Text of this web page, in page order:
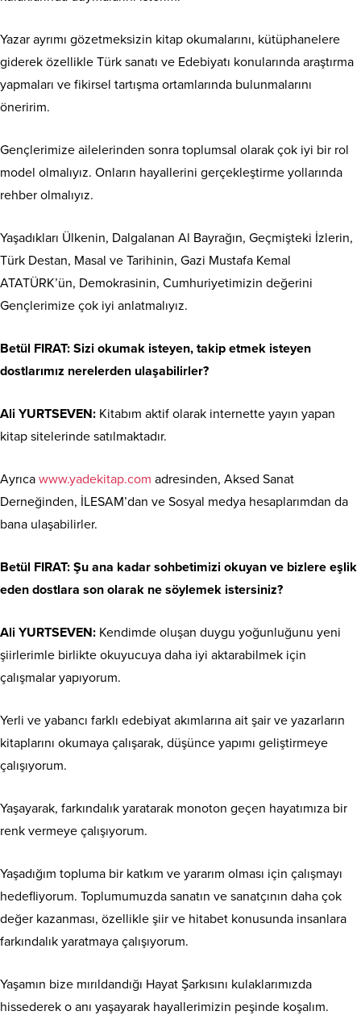
Yazar ayrımı gözetmeksizin kitap okumalarını, kütüphanelere
giderek özellikle Türk sanatı ve Edebiyatı konularında araştırma
yapmaları ve fikirsel tartışma ortamlarında bulunmalarını
öneririm.
Gençlerimize ailelerinden sonra toplumsal olarak çok iyi bir rol
model olmalıyız. Onların hayallerini gerçekleştirme yollarında
rehber olmalıyız.
Yaşadıkları Ülkenin, Dalgalanan Al Bayrağın, Geçmişteki İzlerin,
Türk Destan, Masal ve Tarihinin, Gazi Mustafa Kemal
ATATÜRK’ün, Demokrasinin, Cumhuriyetimizin değerini
Gençlerimize çok iyi anlatmalıyız.
Betül FIRAT: Sizi okumak isteyen, takip etmek isteyen
dostlarımız nerelerden ulaşabilirler?
Ali YURTSEVEN: Kitabım aktif olarak internette yayın yapan
kitap sitelerinde satılmaktadır.
Ayrıca www.yadekitap.com adresinden, Aksed Sanat
Derneğinden, İLESAM’dan ve Sosyal medya hesaplarımdan da
bana ulaşabilirler.
Betül FIRAT: Şu ana kadar sohbetimizi okuyan ve bizlere eşlik
eden dostlara son olarak ne söylemek istersiniz?
Ali YURTSEVEN: Kendimde oluşan duygu yoğunluğunu yeni
şiirlerimle birlikte okuyucuya daha iyi aktarabilmek için
çalışmalar yapıyorum.
Yerli ve yabancı farklı edebiyat akımlarına ait şair ve yazarların
kitaplarını okumaya çalışarak, düşünce yapımı geliştirmeye
çalışıyorum.
Yaşayarak, farkındalık yaratarak monoton geçen hayatımıza bir
renk vermeye çalışıyorum.
Yaşadığım topluma bir katkım ve yararım olması için çalışmayı
hedefliyorum. Toplumumuzda sanatın ve sanatçının daha çok
değer kazanması, özellikle şiir ve hitabet konusunda insanlara
farkındalık yaratmaya çalışıyorum.
Yaşamın bize mırıldandığı Hayat Şarkısını kulaklarımızda
hissederek o anı yaşayarak hayallerimizin peşinde koşalım.